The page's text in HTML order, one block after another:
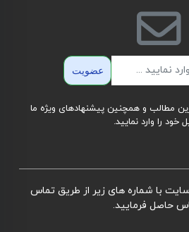
عضویت
مطالب و همچنین پیشنهادهای ویژه ما
خود را وارد نمایید.
با شماره های زیر از طریق تماس
حاصل فرمایید.